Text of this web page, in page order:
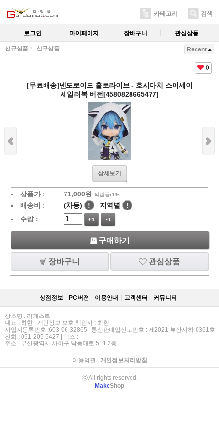
카테고리 검색
로그인 마이페이지 장바구니 관심상품
신규상품 신규상품 Recent
0
[무료배송]넨도로이드 홀로라이브 - 호시마치 스이세이
세일러복 버전[4580828665477]
상세보기
상품가 : 71,000원 적립금:1%
배송비 : (차등) ! 지역별
!
수량 :
+1 -1
구매하기
장바구니 관심상품
상점정보 PC버젼 이용안내 고객센터 커뮤니티
상호명 : 리캐스트
대표 : 최현 | 개인정보 보호 책임자 : 최현
사업자등록번호 :603-06-32865 | 통신판매업신고번호 : 제2021-부산사하-0361호
전화 : 051-205-5427 | 팩스 :
주소 : 부산광역시 사하구 낙동대로 511 2층
이용약관| 개인정보처리방침
ⓒ All rights reserved.
MakeShop